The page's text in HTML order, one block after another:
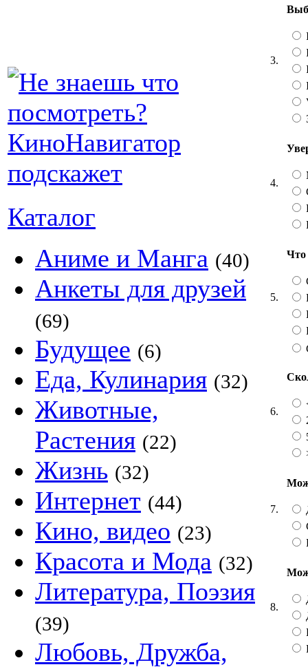
Каталог
Аниме и Манга (40)
Анкеты для друзей
(69)
Будущее (6)
Еда, Кулинария (32)
Животные,
Растения (22)
Жизнь (32)
Интернет (44)
Кино, видео (23)
Красота и Мода (32)
Литература, Поэзия
(39)
Любовь, Дружба,
3.
4.
5.
Что
6.
7.
8.